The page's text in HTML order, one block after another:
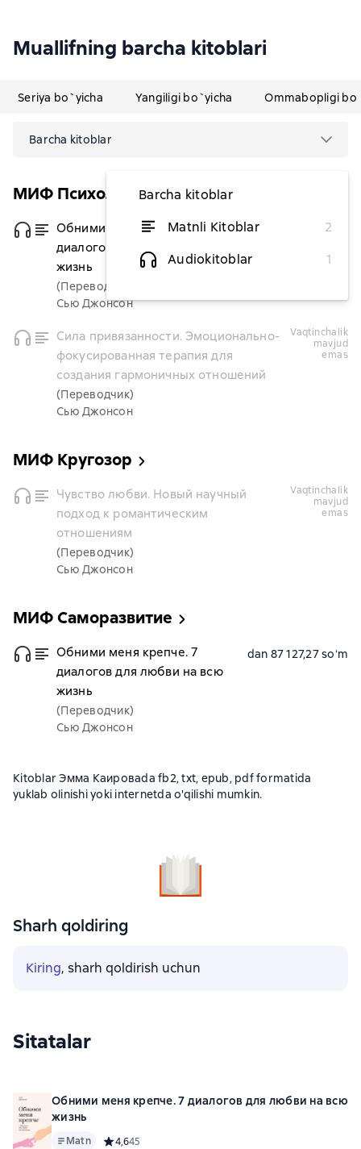
Muallifning barcha kitoblari
Seriya bo`yicha Yangiligi bo`yicha Ommabopligi
Barcha kitoblar
Barcha kitoblar
Matnli Kitoblar
2
Audiokitoblar
1
МИФ Психология
Обними меня крепче. 7
диалогов для любви на всю
жизнь
(Переводчик)
Сью Джонсон
dan 87 127,27 soʻm
Сила привязанности. Эмоционально-
фокусированная терапия для
создания гармоничных отношений
(Переводчик)
Сью Джонсон
vaqtinchalik
mavjud
emas
МИФ Кругозор
Чувство любви. Новый научный
подход к романтическим
отношениям
(Переводчик)
Сью Джонсон
vaqtinchalik
mavjud
emas
МИФ Саморазвитие
Обними меня крепче. 7
диалогов для любви на всю
жизнь
(Переводчик)
Сью Джонсон
dan 87 127,27 soʻm
Kitoblar Эмма Каироваda fb2, txt, epub, pdf formatida
yuklab olinishi yoki internetda o'qilishi mumkin.
Sharh qoldiring
Kiring, sharh qoldirish uchun
Sitatalar
Обними меня крепче. 7 диалогов для любви на всю
жизнь
Matn Средний рейтинг 4,6 на основе 45 оценок
4,645